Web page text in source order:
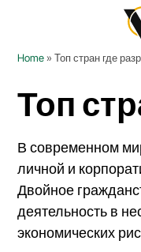
Home» Топ стран где
Топ
В современном
личной и
Двойное
деятельность в
экономических